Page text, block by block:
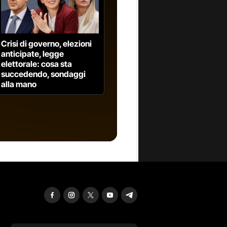
per le
ritardi e
la
della
Crisi di governo, elezioni
anticipate, legge
elettorale: cosa sta
succedendo, sondaggi
alla mano